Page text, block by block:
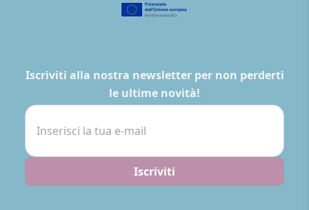
Iscriviti alla nostra newsletter per non perderti
le ultime novità!
Iscriviti